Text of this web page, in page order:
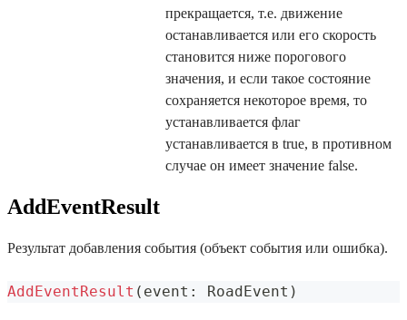
прекращается, т.е. движение
останавливается или его скорость
становится ниже порогового
значения, и если такое состояние
сохраняется некоторое время, то
устанавливается флаг
устанавливается в true, в противном
случае он имеет значение false.
AddEventResult
Результат добавления события (объект события или ошибка).
AddEventResult ( event : RoadEvent )